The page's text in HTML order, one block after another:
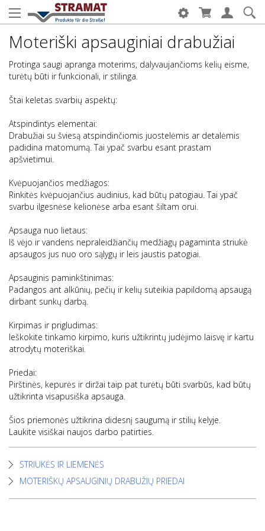
Moteriški apsauginiai drabužiai
Protinga saugi apranga moterims, dalyvaujančioms kelių eisme,
turėtų būti ir funkcionali, ir stilinga.
Štai keletas svarbių aspektų:
Atspindintys elementai:
Drabužiai su šviesą atspindinčiomis juostelėmis ar detalėmis
padidina matomumą. Tai ypač svarbu esant prastam
apšvietimui.
Kvėpuojančios medžiagos:
Rinkitės kvėpuojančius audinius, kad būtų patogiau. Tai ypač
svarbu ilgesnėse kelionėse arba esant šiltam orui.
Apsauga nuo lietaus:
Iš vėjo ir vandens nepraleidžiančių medžiagų pagaminta striukė
apsaugos jus nuo oro sąlygų ir leis jaustis patogiai.
Apsauginis paminkštinimas:
Padangos ant alkūnių, pečių ir kelių suteikia papildomą apsaugą
dirbant sunkų darbą.
Kirpimas ir prigludimas:
Ieškokite tinkamo kirpimo, kuris užtikrintų judėjimo laisvę ir kartu
atrodytų moteriškai.
Priedai:
Pirštinės, kepurės ir diržai taip pat turėtų būti svarbūs, kad būtų
užtikrinta visapusiška apsauga.
Šios priemonės užtikrina didesnį saugumą ir stilių kelyje.
Laukite visiškai naujos darbo patirties.
STRIUKĖS IR LIEMENĖS
MOTERIŠKŲ APSAUGINIŲ DRABUŽIŲ PRIEDAI